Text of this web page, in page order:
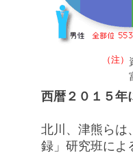
（注）
西暦２０１５年
北川、津熊らは
録」研究班によ